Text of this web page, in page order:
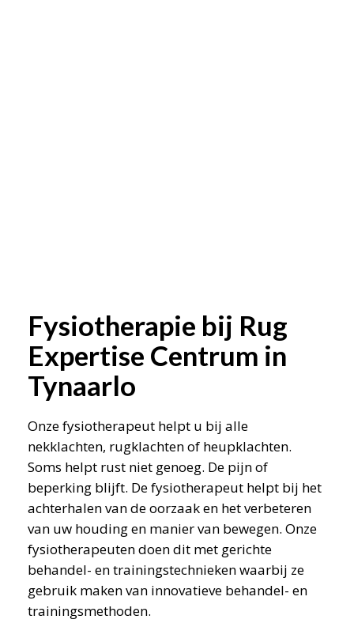
Fysiotherapie bij Rug
Expertise Centrum in
Tynaarlo
Onze fysiotherapeut helpt u bij alle
nekklachten, rugklachten of heupklachten.
Soms helpt rust niet genoeg. De pijn of
beperking blijft. De fysiotherapeut helpt bij het
achterhalen van de oorzaak en het verbeteren
van uw houding en manier van bewegen. Onze
fysiotherapeuten doen dit met gerichte
behandel- en trainingstechnieken waarbij ze
gebruik maken van innovatieve behandel- en
trainingsmethoden.